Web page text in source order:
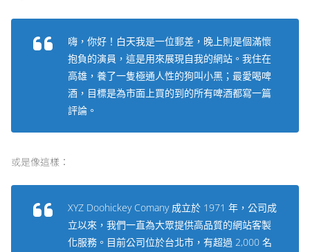
嗨，你好！白天我是一位郵差，晚上則是個滿懷
抱負的演員，這是用來展現自我的網站。我住在
高雄，養了一隻極通人性的狗叫小黑；最愛喝啤
酒，目標是為市面上買的到的所有啤酒都寫一篇
評論。
或是像這樣：
XYZ Doohickey Comany 成立於 1971 年，公司成
立以來，我們一直為大眾提供高品質的網站客製
化服務。目前公司位於台北市，有超過 2,000 名